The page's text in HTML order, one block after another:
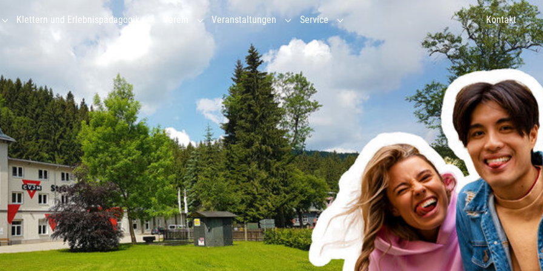
Submenu for "Gruppenhaus"
Klettern und Erlebnispädagogik
Submenu for "Klettern und Erlebnispädagogik"
Submenu for "Verein"
Veranstaltungen
Submenu for "Veranstaltungen"
Service
Submenu for "Service"
Kontakt